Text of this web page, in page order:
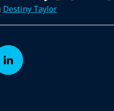
Destiny Taylor